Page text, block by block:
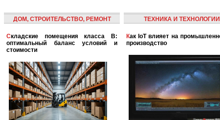
ДОМ, СТРОИТЕЛЬСТВО, РЕМОНТ
Складские помещения класса B:
оптимальный баланс условий и
стоимости
ТЕХНИКА И ТЕХНОЛОГИИ
Как IoT влияет на промышленность и
производство